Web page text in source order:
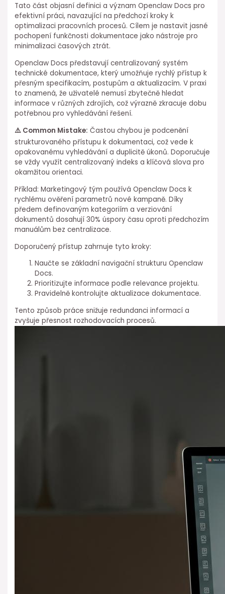
Tato část objasní definici⁤ a význam Openclaw Docs pro
efektivní práci, navazující na předchozí kroky k
optimalizaci pracovních ⁢procesů. Cílem je nastavit jasné
pochopení funkčnosti dokumentace jako nástroje pro
minimalizaci časových ztrát.
Openclaw Docs představují centralizovaný systém
technické⁢ dokumentace, který umožňuje rychlý přístup k
přesným specifikacím, postupům a aktualizacím. V praxi
to znamená, že uživatelé nemusí zbytečně hledat
informace v různých zdrojích, ⁤což výrazně zkracuje dobu⁤
potřebnou pro vyhledávání řešení.
⚠️ Common Mistake: Častou chybou je podcenění
strukturovaného přístupu k dokumentaci, což vede ⁣k
opakovanému vyhledávání a duplicitě úkonů. Doporučuje
⁢se⁣ vždy využít centralizovaný indeks a klíčová slova pro
okamžitou orientaci.
Příklad: Marketingový tým používá Openclaw Docs k
rychlému ověření parametrů nové kampaně. Díky
předem definovaným kategoriím a verziování
dokumentů dosahují 30% úspory času oproti⁢ předchozím⁤
manuálům bez centralizace.
Doporučený přístup zahrnuje tyto ⁢kroky:
Naučte se základní navigační strukturu Openclaw
Docs.
Prioritizujte ⁣informace podle relevance⁣ projektu.
Pravidelně⁣ kontrolujte aktualizace dokumentace.
Tento způsob práce snižuje redundanci informací a
zvyšuje přesnost rozhodovacích procesů.